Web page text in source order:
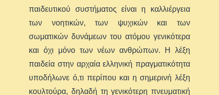
παιδευτικού συστήματος είναι η καλλιέργεια
των νοητικών, των ψυχικών και των
σωματικών δυνάμεων του ατόμου γενικότερα
και όχι μόνο των νέων ανθρώπων. Η λέξη
παιδεία στην αρχαία ελληνική πραγματικότητα
υποδήλωνε ό,τι περίπου και η σημερινή λέξη
κουλτούρα, δηλαδή τη γενικότερη πνευματική